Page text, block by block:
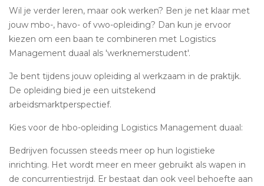
Wil je verder leren, maar ook werken? Ben je net klaar met
jouw mbo-, havo- of vwo-opleiding? Dan kun je ervoor
kiezen om een baan te combineren met Logistics
Management duaal als 'werknemerstudent'.
Je bent tijdens jouw opleiding al werkzaam in de praktijk.
De opleiding bied je een uitstekend
arbeidsmarktperspectief.
Kies voor de hbo-opleiding Logistics Management duaal:
Bedrijven focussen steeds meer op hun logistieke
inrichting. Het wordt meer en meer gebruikt als wapen in
de concurrentiestrijd. Er bestaat dan ook veel behoefte aan